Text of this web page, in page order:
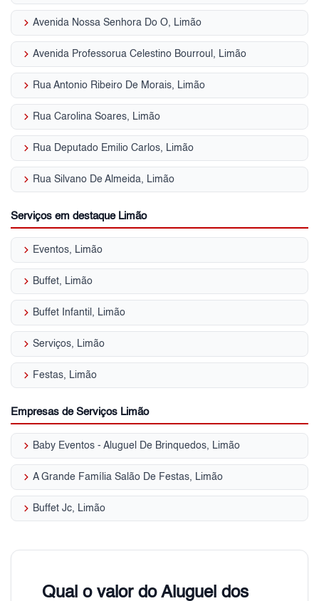
keyboard_arrow_right Avenida Nossa Senhora Do O, Limão
keyboard_arrow_right Avenida Professorua Celestino Bourroul, Limão
keyboard_arrow_right Rua Antonio Ribeiro De Morais, Limão
keyboard_arrow_right Rua Carolina Soares, Limão
keyboard_arrow_right Rua Deputado Emilio Carlos, Limão
keyboard_arrow_right Rua Silvano De Almeida, Limão
Serviços em destaque Limão
keyboard_arrow_right Eventos, Limão
keyboard_arrow_right Buffet, Limão
keyboard_arrow_right Buffet Infantil, Limão
keyboard_arrow_right Serviços, Limão
keyboard_arrow_right Festas, Limão
Empresas de Serviços Limão
keyboard_arrow_right Baby Eventos - Aluguel De Brinquedos, Limão
keyboard_arrow_right A Grande Família Salão De Festas, Limão
keyboard_arrow_right Buffet Jc, Limão
Qual o valor do Aluguel dos